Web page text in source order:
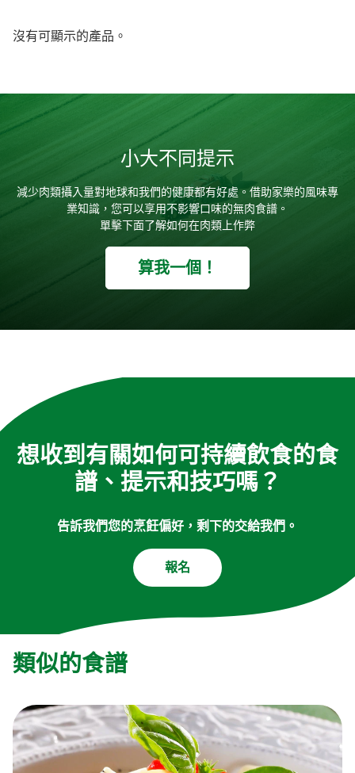
沒有可顯示的產品。
小大不同提示
減少肉類攝入量對地球和我們的健康都有好處。借助家樂的風味專
業知識，您可以享用不影響口味的無肉食譜。
單擊下面了解如何在肉類上作弊
算我一個！
想收到有關如何可持續飲食的食
譜、提示和技巧嗎？
告訴我們您的烹飪偏好，剩下的交給我們。
報名
類似的食譜